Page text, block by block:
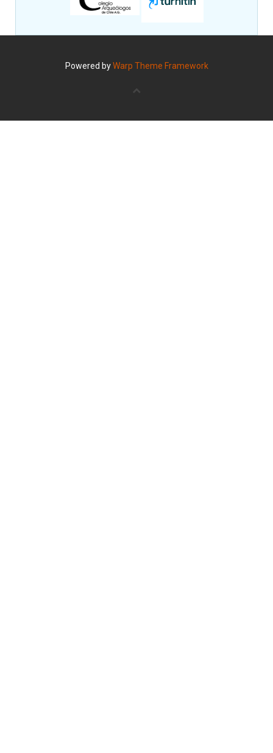
Powered byWarp Theme Framework